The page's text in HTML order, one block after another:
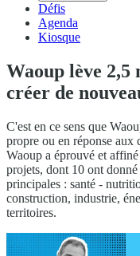
Défis
Agenda
Kiosque
Waoup lève
créer de
C'est en ce sens que
propre ou en réponse aux
Waoup a éprouvé et
projets, dont 10 ont
principales : santé -
construction, industrie,
territoires.